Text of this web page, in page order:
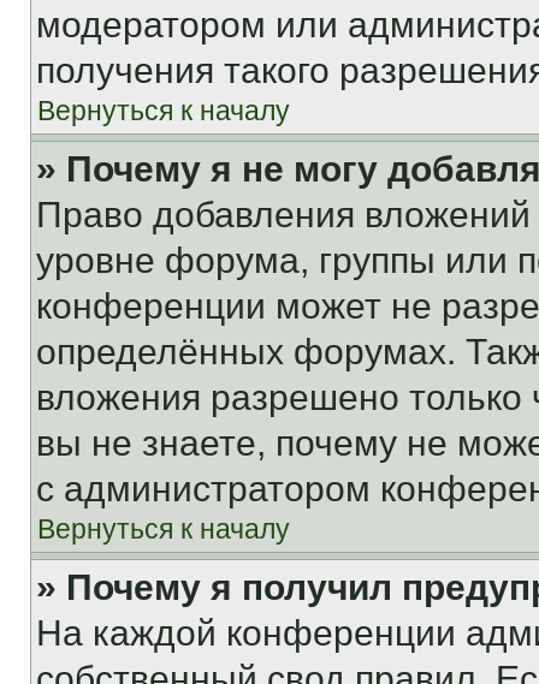
модератором или
получения такого
Вернуться к началу
» Почему я не могу
Право добавления
уровне форума, группы или
конференции может не
определённых форумах.
вложения разрешено
вы не знаете, почему не
с администратором
Вернуться к началу
» Почему я получил
На каждой конференции